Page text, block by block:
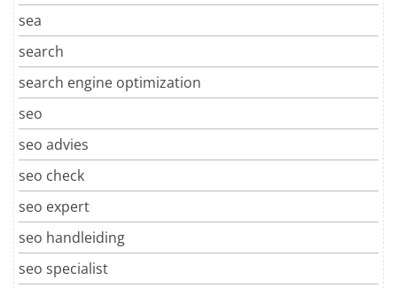
sea
search
search engine optimization
seo
seo advies
seo check
seo expert
seo handleiding
seo specialist